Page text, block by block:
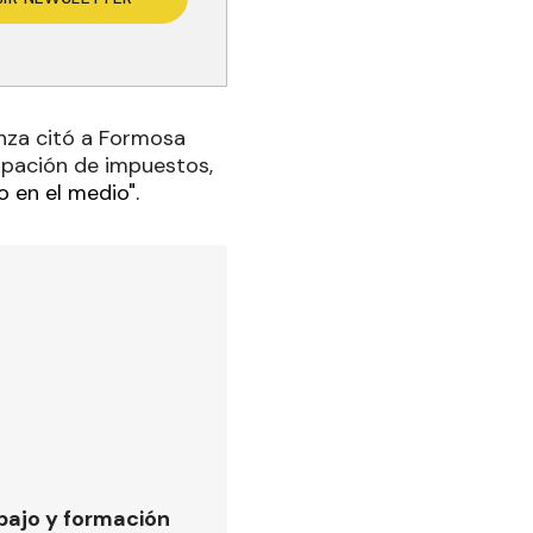
citó a Formosa
de impuestos,
en el medio".
y formación